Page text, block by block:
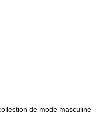
de mode masculine